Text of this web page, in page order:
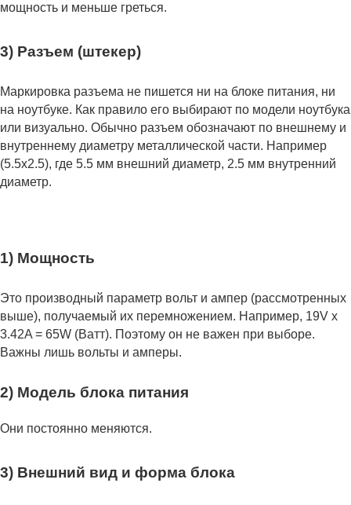
мощность и меньше греться.
3) Разъем (штекер)
Маркировка разъема не пишется ни на блоке питания, ни
на ноутбуке. Как правило его выбирают по модели ноутбука
или визуально. Обычно разъем обозначают по внешнему и
внутреннему диаметру металлической части. Например
(5.5x2.5), где 5.5 мм внешний диаметр, 2.5 мм внутренний
диаметр.
1) Мощность
Это производный параметр вольт и ампер (рассмотренных
выше), получаемый их перемножением. Например, 19V x
3.42A = 65W (Ватт). Поэтому он не важен при выборе.
Важны лишь вольты и амперы.
2) Модель блока питания
Они постоянно меняются.
3) Внешний вид и форма блока